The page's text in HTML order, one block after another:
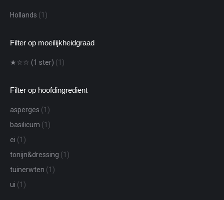
Hollands (1)
Filter op moeilijkheidgraad
★☆☆ (1 ster) (1)
Filter op hoofdingredient
asperges (1)
basilicum (1)
ei (1)
tonijn&dressing (1)
tuinerwten (1)
ui (1)